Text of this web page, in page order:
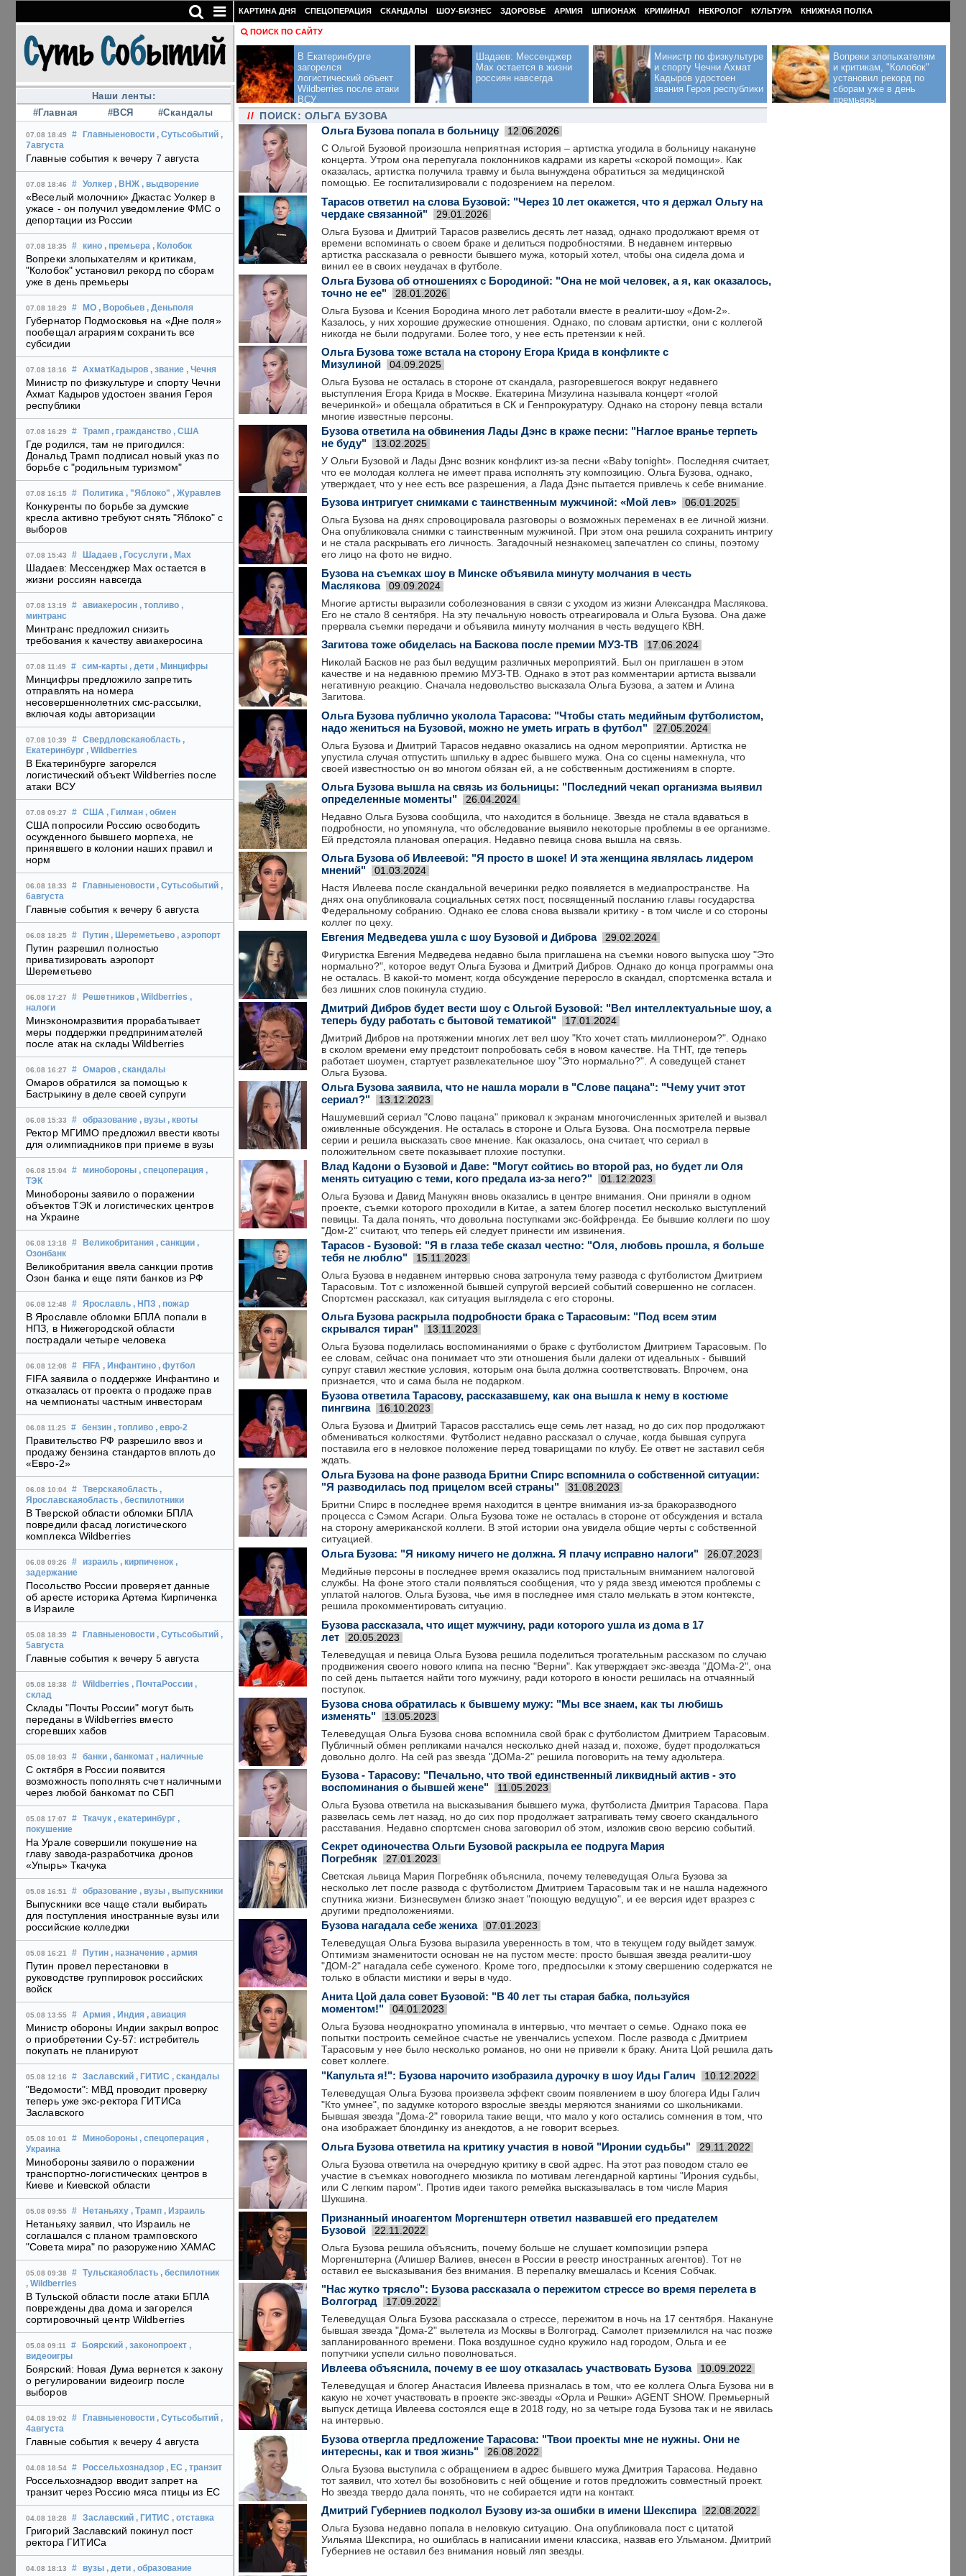
Наши ленты:
#Главная
#ВСЯ #Скандалы
07.08 18:49 # Главныеновости , Сутьсобытий ,
7августа
Главные события к вечеру 7 августа
07.08 18:46 # Уолкер , ВНЖ , выдворение
«Веселый молочник» Джастас Уолкер в
ужасе - он получил уведомление ФМС о
депортации из России
07.08 18:35 # кино , премьера , Колобок
Вопреки злопыхателям и критикам,
"Колобок" установил рекорд по сборам
уже в день премьеры
07.08 18:29 # МО , Воробьев , Деньполя
Губернатор Подмосковья на «Дне поля»
пообещал аграриям сохранить все
субсидии
07.08 18:16 # АхматКадыров , звание , Чечня
Министр по физкультуре и спорту Чечни
Ахмат Кадыров удостоен звания Героя
республики
07.08 16:29 # Трамп , гражданство , США
Где родился, там не пригодился:
Дональд Трамп подписал новый указ по
борьбе с "родильным туризмом"
07.08 16:15 # Политика , "Яблоко" , Журавлев
Конкуренты по борьбе за думские
кресла активно требуют снять "Яблоко" с
выборов
07.08 15:43 # Шадаев , Госуслуги , Max
Шадаев: Мессенджер Max остается в
жизни россиян навсегда
07.08 13:19 # авиакеросин , топливо ,
минтранс
Минтранс предложил снизить
требования к качеству авиакеросина
07.08 11:49 # сим-карты , дети , Минцифры
Минцифры предложило запретить
отправлять на номера
несовершеннолетних смс-рассылки,
включая коды авторизации
07.08 10:39 # Свердловскаяобласть ,
Екатеринбург , Wildberries
В Екатеринбурге загорелся
логистический объект Wildberries после
атаки ВСУ
07.08 09:27 # США , Гилман , обмен
США попросили Россию освободить
осужденного бывшего морпеха, не
принявшего в колонии наших правил и
норм
06.08 18:33 # Главныеновости , Сутьсобытий ,
6августа
Главные события к вечеру 6 августа
06.08 18:25 # Путин , Шереметьево , аэропорт
Путин разрешил полностью
приватизировать аэропорт
Шереметьево
06.08 17:27 # Решетников , Wildberries ,
налоги
Минэкономразвития прорабатывает
меры поддержки предпринимателей
после атак на склады Wildberries
06.08 16:27 # Омаров , скандалы
Омаров обратился за помощью к
Бастрыкину в деле своей супруги
06.08 15:33 # образование , вузы , квоты
Ректор МГИМО предложил ввести квоты
для олимпиадников при приеме в вузы
06.08 15:04 # минобороны , спецоперация ,
ТЭК
Минобороны заявило о поражении
объектов ТЭК и логистических центров
на Украине
06.08 13:18 # Великобритания , санкции ,
Озонбанк
Великобритания ввела санкции против
Озон банка и еще пяти банков из РФ
06.08 12:48 # Ярославль , НПЗ , пожар
В Ярославле обломки БПЛА попали в
НПЗ, в Нижегородской области
пострадали четыре человека
06.08 12:08 # FIFA , Инфантино , футбол
FIFA заявила о поддержке Инфантино и
отказалась от проекта о продаже прав
на чемпионаты частным инвесторам
06.08 11:25 # бензин , топливо , евро-2
Правительство РФ разрешило ввоз и
продажу бензина стандартов вплоть до
«Евро-2»
06.08 10:04 # Тверскаяобласть ,
Ярославскаяобласть , беспилотники
В Тверской области обломки БПЛА
повредили фасад логистического
комплекса Wildberries
06.08 09:26 # израиль , кирпиченок ,
задержание
Посольство России проверяет данные
об аресте историка Артема Кирпиченка
в Израиле
05.08 18:39 # Главныеновости , Сутьсобытий ,
5августа
Главные события к вечеру 5 августа
05.08 18:38 # Wildberries , ПочтаРоссии ,
склад
Склады "Почты России" могут быть
переданы в Wildberries вместо
сгоревших хабов
05.08 18:03 # банки , банкомат , наличные
С октября в России появится
возможность пополнять счет наличными
через любой банкомат по СБП
05.08 17:07 # Ткачук , екатеринбург ,
покушение
На Урале совершили покушение на
главу завода-разработчика дронов
«Упырь» Ткачука
05.08 16:51 # образование , вузы , выпускники
Выпускники все чаще стали выбирать
для поступления иностранные вузы или
российские колледжи
05.08 16:21 # Путин , назначение , армия
Путин провел перестановки в
руководстве группировок российских
войск
05.08 13:55 # Армия , Индия , авиация
Министр обороны Индии закрыл вопрос
о приобретении Су-57: истребитель
покупать не планируют
05.08 12:16 # Заславский , ГИТИС , скандалы
"Ведомости": МВД проводит проверку
теперь уже экс-ректора ГИТИСа
Заславского
05.08 10:01 # Минобороны , спецоперация ,
Украина
Минобороны заявило о поражении
транспортно-логистических центров в
Киеве и Киевской области
05.08 09:55 # Нетаньяху , Трамп , Израиль
Нетаньяху заявил, что Израиль не
соглашался с планом трамповского
"Совета мира" по разоружению ХАМАС
05.08 09:38 # Тульскаяобласть , беспилотник
, Wildberries
В Тульской области после атаки БПЛА
повреждены два дома и загорелся
сортировочный центр Wildberries
05.08 09:11 # Боярский , законопроект ,
видеоигры
Боярский: Новая Дума вернется к закону
о регулировании видеоигр после
выборов
04.08 19:02 # Главныеновости , Сутьсобытий ,
4августа
Главные события к вечеру 4 августа
04.08 18:54 # Россельхознадзор , ЕС , транзит
Россельхознадзор вводит запрет на
транзит через Россию мяса птицы из ЕС
04.08 18:28 # Заславский , ГИТИС , отставка
Григорий Заславский покинул пост
ректора ГИТИСа
04.08 18:13 # вузы , дети , образование
КАРТИНА ДНЯ СПЕЦОПЕРАЦИЯ СКАНДАЛЫ ШОУ-БИЗНЕС ЗДОРОВЬЕ АРМИЯ ШПИОНАЖ КРИМИНАЛ НЕКРОЛОГ КУЛЬТУРА КНИЖНАЯ ПОЛКА
ПОИСК ПО САЙТУ
В Екатеринбурге
загорелся
логистический объект
Wildberries после атаки
ВСУ
Шадаев: Мессенджер
Max остается в жизни
россиян навсегда
Министр по физкультуре
и спорту Чечни Ахмат
Кадыров удостоен
звания Героя республики
Вопреки злопыхателям
и критикам, "Колобок"
установил рекорд по
сборам уже в день
премьеры
// ПОИСК: ОЛЬГА БУЗОВА
Ольга Бузова попала в больницу 12.06.2026
С Ольгой Бузовой произошла неприятная история – артистка угодила в больницу накануне
концерта. Утром она перепугала поклонников кадрами из кареты «скорой помощи». Как
оказалась, артистка получила травму и была вынуждена обратиться за медицинской
помощью. Ее госпитализировали с подозрением на перелом.
Тарасов ответил на слова Бузовой: "Через 10 лет окажется, что я держал Ольгу на
чердаке связанной"
29.01.2026
Ольга Бузова и Дмитрий Тарасов развелись десять лет назад, однако продолжают время от
времени вспоминать о своем браке и делиться подробностями. В недавнем интервью
артистка рассказала о ревности бывшего мужа, который хотел, чтобы она сидела дома и
винил ее в своих неудачах в футболе.
Ольга Бузова об отношениях с Бородиной: "Она не мой человек, а я, как оказалось,
точно не ее"
28.01.2026
Ольга Бузова и Ксения Бородина много лет работали вместе в реалити-шоу «Дом-2».
Казалось, у них хорошие дружеские отношения. Однако, по словам артистки, они с коллегой
никогда не были подругами. Более того, у нее есть претензии к ней.
Ольга Бузова тоже встала на сторону Егора Крида в конфликте с
Мизулиной
04.09.2025
Ольга Бузова не осталась в стороне от скандала, разгоревшегося вокруг недавнего
выступления Егора Крида в Москве. Екатерина Мизулина называла концерт «голой
вечеринкой» и обещала обратиться в СК и Генпрокуратуру. Однако на сторону певца встали
многие известные персоны.
Бузова ответила на обвинения Лады Дэнс в краже песни: "Наглое вранье терпеть
не буду"
13.02.2025
У Ольги Бузовой и Лады Дэнс возник конфликт из-за песни «Baby tonight». Последняя считает,
что ее молодая коллега не имеет права исполнять эту композицию. Ольга Бузова, однако,
утверждает, что у нее есть все разрешения, а Лада Дэнс пытается привлечь к себе внимание.
Бузова интригует снимками с таинственным мужчиной: «Мой лев» 06.01.2025
Ольга Бузова на днях спровоцировала разговоры о возможных переменах в ее личной жизни.
Она опубликовала снимки с таинственным мужчиной. При этом она решила сохранить интригу
и не стала раскрывать его личность. Загадочный незнакомец запечатлен со спины, поэтому
его лицо на фото не видно.
Бузова на съемках шоу в Минске объявила минуту молчания в честь
Маслякова
09.09.2024
Многие артисты выразили соболезнования в связи с уходом из жизни Александра Маслякова.
Его не стало 8 сентября. На эту печальную новость отреагировала и Ольга Бузова. Она даже
прервала съемки передачи и объявила минуту молчания в честь ведущего КВН.
Загитова тоже обиделась на Баскова после премии МУЗ-ТВ 17.06.2024
Николай Басков не раз был ведущим различных мероприятий. Был он приглашен в этом
качестве и на недавнюю премию МУЗ-ТВ. Однако в этот раз комментарии артиста вызвали
негативную реакцию. Сначала недовольство высказала Ольга Бузова, а затем и Алина
Загитова.
Ольга Бузова публично уколола Тарасова: "Чтобы стать медийным футболистом,
надо жениться на Бузовой, можно не уметь играть в футбол"
27.05.2024
Ольга Бузова и Дмитрий Тарасов недавно оказались на одном мероприятии. Артистка не
упустила случая отпустить шпильку в адрес бывшего мужа. Она со сцены намекнула, что
своей известностью он во многом обязан ей, а не собственным достижениям в спорте.
Ольга Бузова вышла на связь из больницы: "Последний чекап организма выявил
определенные моменты"
26.04.2024
Недавно Ольга Бузова сообщила, что находится в больнице. Звезда не стала вдаваться в
подробности, но упомянула, что обследование выявило некоторые проблемы в ее организме.
Ей предстояла плановая операция. Недавно певица снова вышла на связь.
Ольга Бузова об Ивлеевой: "Я просто в шоке! И эта женщина являлась лидером
мнений"
01.03.2024
Настя Ивлеева после скандальной вечеринки редко появляется в медиапространстве. На
днях она опубликовала социальных сетях пост, посвященный посланию главы государства
Федеральному собранию. Однако ее слова снова вызвали критику - в том числе и со стороны
коллег по цеху.
Евгения Медведева ушла с шоу Бузовой и Диброва 29.02.2024
Фигуристка Евгения Медведева недавно была приглашена на съемки нового выпуска шоу "Это
нормально?", которое ведут Ольга Бузова и Дмитрий Дибров. Однако до конца программы она
не осталась. В какой-то момент, когда обсуждение переросло в скандал, спортсменка встала и
без лишних слов покинула студию.
Дмитрий Дибров будет вести шоу с Ольгой Бузовой: "Вел интеллектуальные шоу, а
теперь буду работать с бытовой тематикой"
17.01.2024
Дмитрий Дибров на протяжении многих лет вел шоу "Кто хочет стать миллионером?". Однако
в сколом времени ему предстоит попробовать себя в новом качестве. На ТНТ, где теперь
работает шоумен, стартует развлекательное шоу "Это нормально?". А соведущей станет
Ольга Бузова.
Ольга Бузова заявила, что не нашла морали в "Слове пацана": "Чему учит этот
сериал?"
13.12.2023
Нашумевший сериал "Слово пацана" приковал к экранам многочисленных зрителей и вызвал
оживленные обсуждения. Не осталась в стороне и Ольга Бузова. Она посмотрела первые
серии и решила высказать свое мнение. Как оказалось, она считает, что сериал в
положительном свете показывает плохие поступки.
Влад Кадони о Бузовой и Даве: "Могут сойтись во второй раз, но будет ли Оля
менять ситуацию с теми, кого предала из-за него?"
01.12.2023
Ольга Бузова и Давид Манукян вновь оказались в центре внимания. Они приняли в одном
проекте, съемки которого проходили в Китае, а затем блогер посетил несколько выступлений
певицы. Та дала понять, что довольна поступками экс-бойфренда. Ее бывшие коллеги по шоу
"Дом-2" считают, что теперь ей следует принести им извинения.
Тарасов - Бузовой: "Я в глаза тебе сказал честно: "Оля, любовь прошла, я больше
тебя не люблю"
15.11.2023
Ольга Бузова в недавнем интервью снова затронула тему развода с футболистом Дмитрием
Тарасовым. Тот с изложенной бывшей супругой версией событий совершенно не согласен.
Спортсмен рассказал, как ситуация выглядела с его стороны.
Ольга Бузова раскрыла подробности брака с Тарасовым: "Под всем этим
скрывался тиран"
13.11.2023
Ольга Бузова поделилась воспоминаниями о браке с футболистом Дмитрием Тарасовым. По
ее словам, сейчас она понимает что эти отношения были далеки от идеальных - бывший
супруг ставил жесткие условия, которым она была должна соответствовать. Впрочем, она
признается, что и сама была не подарком.
Бузова ответила Тарасову, рассказавшему, как она вышла к нему в костюме
пингвина
16.10.2023
Ольга Бузова и Дмитрий Тарасов расстались еще семь лет назад, но до сих пор продолжают
обмениваться колкостями. Футболист недавно рассказал о случае, когда бывшая супруга
поставила его в неловкое положение перед товарищами по клубу. Ее ответ не заставил себя
ждать.
Ольга Бузова на фоне развода Бритни Спирс вспомнила о собственной ситуации:
"Я разводилась под прицелом всей страны"
31.08.2023
Бритни Спирс в последнее время находится в центре внимания из-за бракоразводного
процесса с Сэмом Асгари. Ольга Бузова тоже не осталась в стороне от обсуждения и встала
на сторону американской коллеги. В этой истории она увидела общие черты с собственной
ситуацией.
Ольга Бузова: "Я никому ничего не должна. Я плачу исправно налоги" 26.07.2023
Медийные персоны в последнее время оказались под пристальным вниманием налоговой
службы. На фоне этого стали появляться сообщения, что у ряда звезд имеются проблемы с
уплатой налогов. Ольга Бузова, чье имя в последнее имя стало мелькать в этом контексте,
решила прокомментировать ситуацию.
Бузова рассказала, что ищет мужчину, ради которого ушла из дома в 17
лет
20.05.2023
Телеведущая и певица Ольга Бузова решила поделиться трогательным рассказом по случаю
продвижения своего нового клипа на песню "Верни". Как утверждает экс-звезда "ДОМа-2", она
по сей день пытается найти того мужчину, ради которого в юности решилась на отчаянный
поступок.
Бузова снова обратилась к бывшему мужу: "Мы все знаем, как ты любишь
изменять"
13.05.2023
Телеведущая Ольга Бузова снова вспомнила свой брак с футболистом Дмитрием Тарасовым.
Публичный обмен репликами начался несколько дней назад и, похоже, будет продолжаться
довольно долго. На сей раз звезда "ДОМа-2" решила поговорить на тему адюльтера.
Бузова - Тарасову: "Печально, что твой единственный ликвидный актив - это
воспоминания о бывшей жене"
11.05.2023
Ольга Бузова ответила на высказывания бывшего мужа, футболиста Дмитрия Тарасова. Пара
развелась семь лет назад, но до сих пор продолжает затрагивать тему своего скандального
расставания. Недавно спортсмен снова заговорил об этом, изложив свою версию событий.
Секрет одиночества Ольги Бузовой раскрыла ее подруга Мария
Погребняк
27.01.2023
Светская львица Мария Погребняк объяснила, почему телеведущая Ольга Бузова за
несколько лет после развода с футболистом Дмитрием Тарасовым так и не нашла надежного
спутника жизни. Бизнесвумен близко знает "поющую ведущую", и ее версия идет вразрез с
другими предположениями.
Бузова нагадала себе жениха 07.01.2023
Телеведущая Ольга Бузова выразила уверенность в том, что в текущем году выйдет замуж.
Оптимизм знаменитости основан не на пустом месте: просто бывшая звезда реалити-шоу
"ДОМ-2" нагадала себе суженого. Кроме того, предпосылки к этому свершению содержатся не
только в области мистики и веры в чудо.
Анита Цой дала совет Бузовой: "В 40 лет ты старая бабка, пользуйся
моментом!"
04.01.2023
Ольга Бузова неоднократно упоминала в интервью, что мечтает о семье. Однако пока ее
попытки построить семейное счастье не увенчались успехом. После развода с Дмитрием
Тарасовым у нее было несколько романов, но они не привели к браку. Анита Цой решила дать
совет коллеге.
"Капульта я!": Бузова нарочито изобразила дурочку в шоу Иды Галич 10.12.2022
Телеведущая Ольга Бузова произвела эффект своим появлением в шоу блогера Иды Галич
"Кто умнее", по задумке которого взрослые звезды меряются знаниями со школьниками.
Бывшая звезда "Дома-2" говорила такие вещи, что мало у кого остались сомнения в том, что
она изображает блондинку из анекдотов, а не говорит всерьез.
Ольга Бузова ответила на критику участия в новой "Иронии судьбы" 29.11.2022
Ольга Бузова ответила на очередную критику в свой адрес. На этот раз поводом стало ее
участие в съемках новогоднего мюзикла по мотивам легендарной картины "Ирония судьбы,
или С легким паром". Против идеи такого ремейка высказывалась в том числе Мария
Шукшина.
Признанный иноагентом Моргенштерн ответил назвавшей его предателем
Бузовой
22.11.2022
Ольга Бузова решила объяснить, почему больше не слушает композиции рэпера
Моргенштерна (Алишер Валиев, внесен в России в реестр иностранных агентов). Тот не
оставил ее высказывания без внимания. В перепалку вмешалась и Ксения Собчак.
"Нас жутко трясло": Бузова рассказала о пережитом стрессе во время перелета в
Волгоград
17.09.2022
Телеведущая Ольга Бузова рассказала о стрессе, пережитом в ночь на 17 сентября. Накануне
бывшая звезда "Дома-2" вылетела из Москвы в Волгоград. Самолет приземлился на час позже
запланированного времени. Пока воздушное судно кружило над городом, Ольга и ее
попутчики успели сильно поволноваться.
Ивлеева объяснила, почему в ее шоу отказалась участвовать Бузова 10.09.2022
Телеведущая и блогер Анастасия Ивлеева призналась в том, что ее коллега Ольга Бузова ни в
какую не хочет участвовать в проекте экс-звезды «Орла и Решки» AGENT SHOW. Премьерный
выпуск детища Ивлеева состоялся еще в 2018 году, но за четыре года Бузова так и не явилась
на интервью.
Бузова отвергла предложение Тарасова: "Твои проекты мне не нужны. Они не
интересны, как и твоя жизнь"
26.08.2022
Ольга Бузова выступила с обращением в адрес бывшего мужа Дмитрия Тарасова. Недавно
тот заявил, что хотел бы возобновить с ней общение и готов предложить совместный проект.
Но звезда твердо дала понять, что не собирается идти на контакт.
Дмитрий Губерниев подколол Бузову из-за ошибки в имени Шекспира 22.08.2022
Ольга Бузова недавно попала в неловкую ситуацию. Она опубликовала пост с цитатой
Уильяма Шекспира, но ошиблась в написании имени классика, назвав его Ульманом. Дмитрий
Губерниев не оставил без внимания новый ляп звезды.